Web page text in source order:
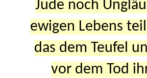
Jude noch
ewigen Lebens
das dem Teufel
vor dem Tod